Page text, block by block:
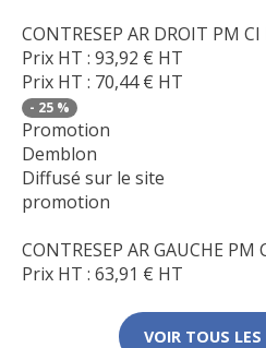
CONTRESEP AR DROIT PM CI
Prix HT : 93,92 € HT
Prix HT : 70,44€ HT
- 25 %
Promotion
Demblon
Diffusé sur le site
promotion
CONTRESEP AR GAUCHE PM
Prix HT : 63,91 € HT
VOIR TOUS